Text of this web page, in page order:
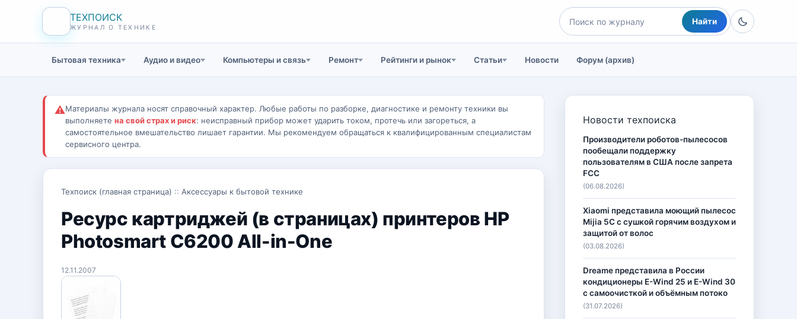
ТЕХПОИСК
ЖУРНАЛ О ТЕХНИКЕ
Найти
Бытовая техника Аудио и видео Компьютеры и связь Ремонт Рейтинги и рынок Статьи Новости Форум (архив)
⚠Материалы журнала носят справочный характер. Любые работы по разборке, диагностике и ремонту техники вы
выполняете на свой страх и риск: неисправный прибор может ударить током, протечь или загореться, а
самостоятельное вмешательство лишает гарантии. Мы рекомендуем обращаться к квалифицированным специалистам
сервисного центра.
Техпоиск (главная страница) :: Аксессуары к бытовой технике
Ресурс картриджей (в страницах) принтеров HP
Photosmart C6200 All-in-One
12.11.2007
Новости техпоиска
Производители роботов-пылесосов
пообещали поддержку
пользователям в США после запрета
FCC
(06.08.2026)
Xiaomi представила моющий пылесос
Mijia 5C с сушкой горячим воздухом и
защитой от волос
(03.08.2026)
Dreame представила в России
кондиционеры E-Wind 25 и E-Wind 30
с самоочисткой и объёмным потоко
(31.07.2026)